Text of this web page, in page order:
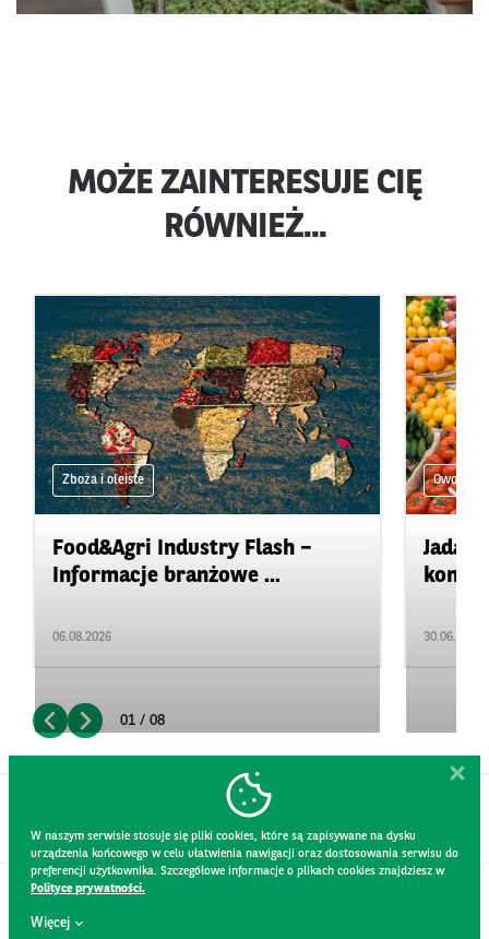
MOŻE ZAINTERESUJE CIĘ
RÓWNIEŻ...
Zboża i oleiste
Food&Agri Industry Flash –
Informacje branżowe ...
06.08.2026
Owoce i
30.06.2026
01 / 08
W naszym serwisie stosuje się pliki cookies, które są zapisywane na dysku
urządzenia końcowego w celu ułatwienia nawigacji oraz dostosowania serwisu do
preferencji użytkownika. Szczegółowe informacje o plikach cookies znajdziesz w
Polityce prywatności.
Więcej
KONTAKT
REGULAMIN STRONY